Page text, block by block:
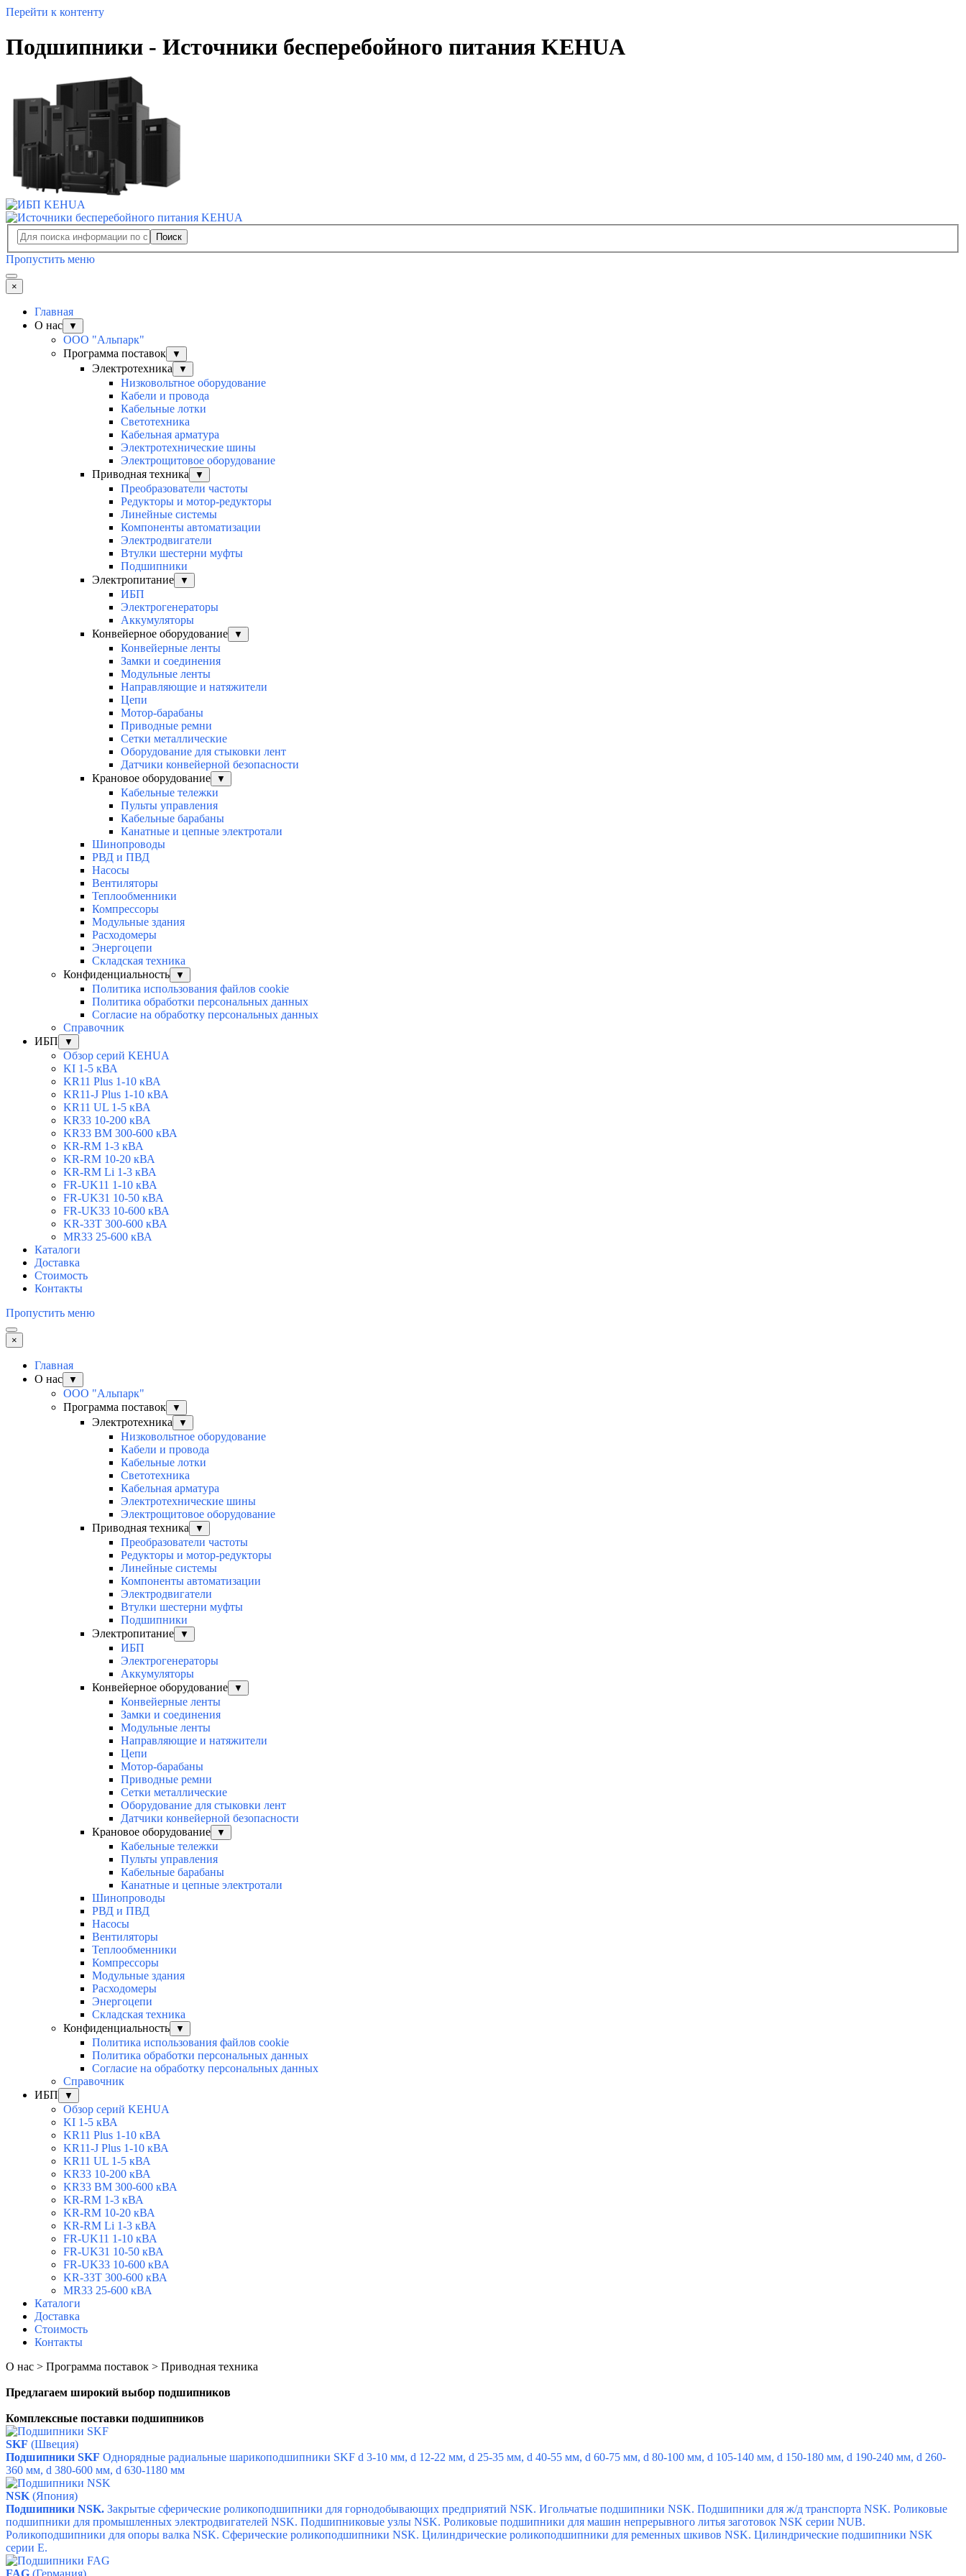
Перейти к контенту
Подшипники - Источники бесперебойного питания KEHUA
Поиск
Пропустить меню
×
Главная
О нас
▼
ООО "Альпарк"
Программа поставок
▼
Электротехника ▼
Низковольтное оборудование
Кабели и провода
Кабельные лотки
Светотехника
Кабельная арматура
Электротехнические шины
Электрощитовое оборудование
Приводная техника
▼
Преобразователи частоты
Редукторы и мотор-редукторы
Линейные системы
Компоненты автоматизации
Электродвигатели
Втулки шестерни муфты
Подшипники
Электропитание
▼
ИБП
Электрогенераторы
Аккумуляторы
Конвейерное оборудование
▼
Конвейерные ленты
Замки и соединения
Модульные ленты
Направляющие и натяжители
Цепи
Мотор-барабаны
Приводные ремни
Сетки металлические
Оборудование для стыковки лент
Датчики конвейерной безопасности
Крановое оборудование
▼
Кабельные тележки
Пульты управления
Кабельные барабаны
Канатные и цепные электротали
Шинопроводы
РВД и ПВД
Насосы
Вентиляторы
Теплообменники
Компрессоры
Модульные здания
Расходомеры
Энергоцепи
Складская техника
Конфиденциальность
▼
Политика использования файлов cookie
Политика обработки персональных данных
Согласие на обработку персональных данных
Справочник
ИБП
▼
Обзор серий KEHUA
KI 1-5 кВА
KR11 Plus 1-10 кВА
KR11-J Plus 1-10 кВА
KR11 UL 1-5 кВА
KR33 10-200 кВА
KR33 BM 300-600 кВА
KR-RM 1-3 кВА
KR-RM 10-20 кВА
KR-RM Li 1-3 кВА
FR-UK11 1-10 кВА
FR-UK31 10-50 кВА
FR-UK33 10-600 кВА
KR-33T 300-600 кВА
MR33 25-600 кВА
Каталоги
Доставка
Стоимость
Контакты
Пропустить меню
×
Главная
О нас
▼
ООО "Альпарк"
Программа поставок
▼
Электротехника ▼
Низковольтное оборудование
Кабели и провода
Кабельные лотки
Светотехника
Кабельная арматура
Электротехнические шины
Электрощитовое оборудование
Приводная техника
▼
Преобразователи частоты
Редукторы и мотор-редукторы
Линейные системы
Компоненты автоматизации
Электродвигатели
Втулки шестерни муфты
Подшипники
Электропитание
▼
ИБП
Электрогенераторы
Аккумуляторы
Конвейерное оборудование
▼
Конвейерные ленты
Замки и соединения
Модульные ленты
Направляющие и натяжители
Цепи
Мотор-барабаны
Приводные ремни
Сетки металлические
Оборудование для стыковки лент
Датчики конвейерной безопасности
Крановое оборудование
▼
Кабельные тележки
Пульты управления
Кабельные барабаны
Канатные и цепные электротали
Шинопроводы
РВД и ПВД
Насосы
Вентиляторы
Теплообменники
Компрессоры
Модульные здания
Расходомеры
Энергоцепи
Складская техника
Конфиденциальность
▼
Политика использования файлов cookie
Политика обработки персональных данных
Согласие на обработку персональных данных
Справочник
ИБП
▼
Обзор серий KEHUA
KI 1-5 кВА
KR11 Plus 1-10 кВА
KR11-J Plus 1-10 кВА
KR11 UL 1-5 кВА
KR33 10-200 кВА
KR33 BM 300-600 кВА
KR-RM 1-3 кВА
KR-RM 10-20 кВА
KR-RM Li 1-3 кВА
FR-UK11 1-10 кВА
FR-UK31 10-50 кВА
FR-UK33 10-600 кВА
KR-33T 300-600 кВА
MR33 25-600 кВА
Каталоги
Доставка
Стоимость
Контакты
О нас > Программа поставок > Приводная техника
Предлагаем широкий выбор подшипников
Комплексные поставки подшипников
SKF (Швеция)
Подшипники SKF Однорядные радиальные шарикоподшипники SKF d 3-10 мм, d 12-22 мм, d 25-35 мм, d 40-55 мм, d 60-75 мм, d 80-100 мм, d 105-140 мм, d 150-180 мм, d 190-240 мм, d 260-
360 мм, d 380-600 мм, d 630-1180 мм
NSK(Япония)
Подшипники NSK. Закрытые сферические роликоподшипники для горнодобывающих предприятий NSK. Игольчатые подшипники NSK. Подшипники для ж/д транспорта NSK. Роликовые
подшипники для промышленных электродвигателей NSK. Подшипниковые узлы NSK. Роликовые подшипники для машин непрерывного литья заготовок NSK серии NUB.
Роликоподшипники для опоры валка NSK. Сферические роликоподшипники NSK. Цилиндрические роликоподшипники для ременных шкивов NSK. Цилиндрические подшипники NSK
серии Е.